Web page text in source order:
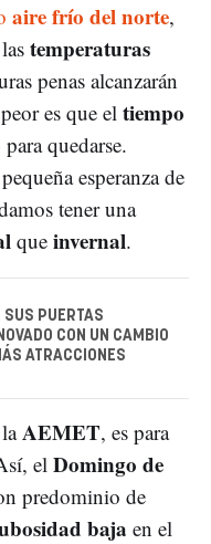
aire frío del norte,
temperaturas
penas alcanzarán
es que el tiempo
quedarse.
esperanza de
tener una
que invernal.
SUS PUERTAS
CON UN CAMBIO
ATRACCIONES
AEMET, es para
el Domingo de
predominio de
baja en el